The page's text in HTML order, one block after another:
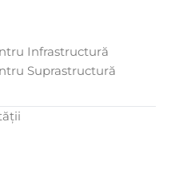
Infrastructură
Suprastructură